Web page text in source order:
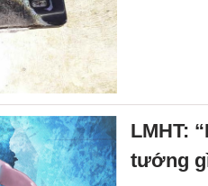
LMHT:
tướng